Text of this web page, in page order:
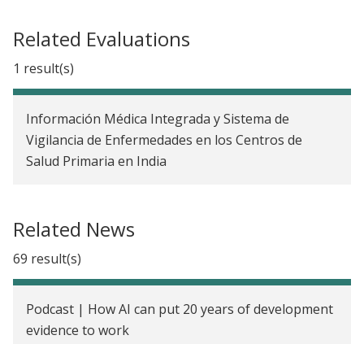
2025 Annual Letter from the Global Executive
2024 Annual Letter from the Global Executive
Director
2023 Annual Letter from the Global Executive
Director
Director
Reflecting on the end of USAID
J-PAL Global’s community reunites after 18 months
Related Evaluations
1 result(s)
Información Médica Integrada y Sistema de
Vigilancia de Enfermedades en los Centros de
Salud Primaria en India
Related News
69 result(s)
Podcast | How AI can put 20 years of development
evidence to work